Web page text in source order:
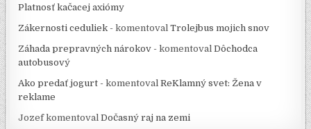
Platnosť kačacej axiómy
Zákernosti ceduliek - komentovalTrolejbus mojich snov
Záhada prepravných nárokov - komentovalDôchodca
autobusový
Ako predať jogurt - komentovalReKlamný svet: Žena v
reklame
JozefkomentovalDočasný raj na zemi